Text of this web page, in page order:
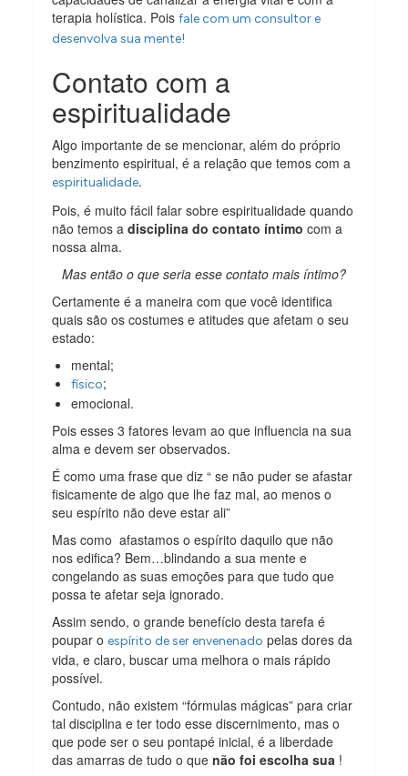
terapia holística. Poisfale com um consultor e
desenvolva sua mente!
Contato com a
espiritualidade
Algo importante de se mencionar, além do próprio
benzimento espiritual, é a relação que temos com a
espiritualidade.
Pois, é muito fácil falar sobre espiritualidade quando
não temos adisciplina do contato íntimo com a
nossa alma.
Mas então o que seria esse contato mais íntimo?
Certamente é a maneira com que você identifica
quais são os costumes e atitudes que afetam o seu
estado:
mental;
físico;
emocional.
Pois esses 3 fatores levam ao que influencia na sua
alma e devem ser observados.
É como uma frase que diz “ se não puder se afastar
fisicamente de algo que lhe faz mal, ao menos o
seu espírito não deve estar ali”
Mas como afastamos o espírito daquilo que não
nos edifica? Bem…blindando a sua mente e
congelando as suas emoções para que tudo que
possa te afetar seja ignorado.
Assim sendo, o grande benefício desta tarefa é
poupar oespírito de ser envenenado pelas dores da
vida, e claro, buscar uma melhora o mais rápido
possível.
Contudo, não existem “fórmulas mágicas” para criar
tal disciplina e ter todo esse discernimento, mas o
que pode ser o seu pontapé inicial, é a liberdade
das amarras de tudo o quenão foi escolha sua !